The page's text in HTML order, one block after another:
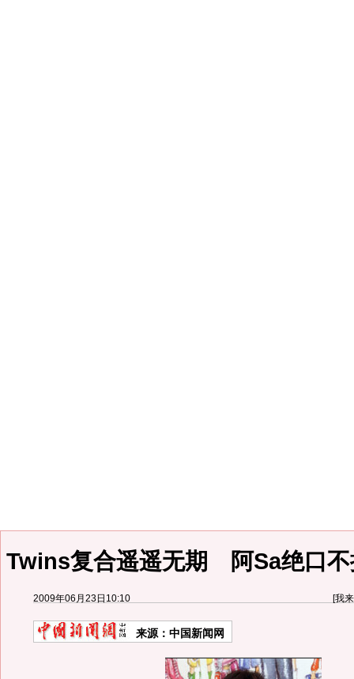
Twins复合遥遥无期 阿Sa绝口不
2009年06月23日10:10 [我
来源： 中国新闻网